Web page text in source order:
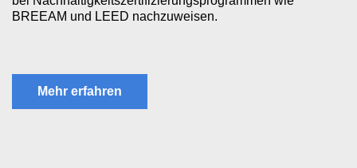
BREEAM und LEED nachzuweisen.
Mehr erfahren